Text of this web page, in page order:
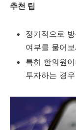
추천 팁
정기적으로
여부를 물어
특히 한의원
투자하는 경